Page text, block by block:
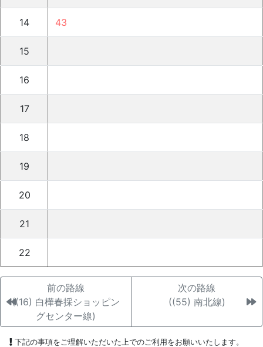
14 43
15
16
17
18
19
20
21
22
前の路線
((16) 白樺春採ショッピン
グセンター線)
次の路線
((55) 南北線)
下記の事項をご理解いただいた上でのご利用をお願いいたします。